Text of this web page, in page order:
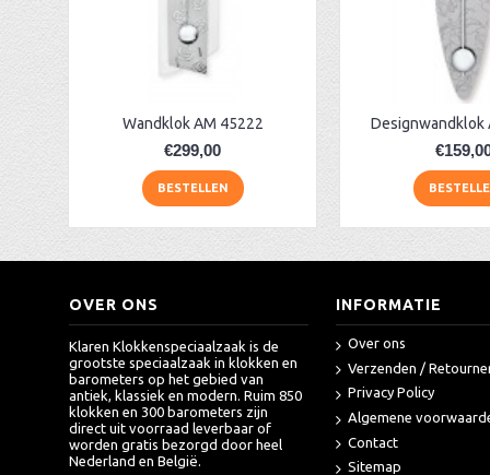
Wandklok AM 45222
€299,00
BESTELLEN
Designwandklok
OVER ONS
Klaren Klokkenspeciaalzaak is de
grootste speciaalzaak in klokken en
barometers op het gebied van
antiek, klassiek en modern. Ruim 850
klokken en 300 barometers zijn
direct uit voorraad leverbaar of
worden gratis bezorgd door heel
Nederland en België.
INFORMATIE
Over ons
Verzenden /
Privacy Policy
Algemene
Contact
Sitemap